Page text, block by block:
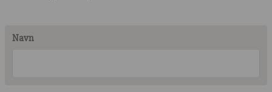
Navn